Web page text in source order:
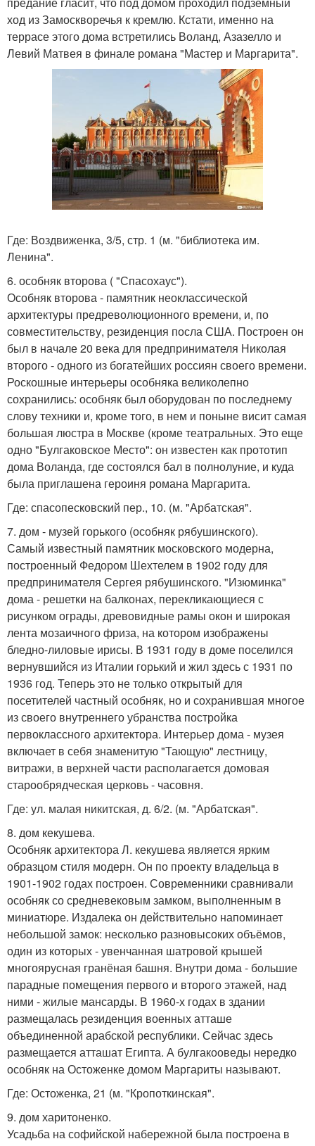
ход из Замоскворечья к кремлю. Кстати, именно на
террасе этого дома встретились Воланд, Азазелло и
Левий Матвея в финале романа "Мастер и Маргарита".
Где: Воздвиженка, 3/5, стр. 1 (м. "библиотека им.
Ленина".
6. особняк второва ( "Спасохаус").
Особняк второва - памятник неоклассической
архитектуры предреволюционного времени, и, по
совместительству, резиденция посла США. Построен он
был в начале 20 века для предпринимателя Николая
второго - одного из богатейших россиян своего времени.
Роскошные интерьеры особняка великолепно
сохранились: особняк был оборудован по последнему
слову техники и, кроме того, в нем и поныне висит самая
большая люстра в Москве (кроме театральных. Это еще
одно "Булгаковское Место": он известен как прототип
дома Воланда, где состоялся бал в полнолуние, и куда
была приглашена героиня романа Маргарита.
Где: спасопесковский пер., 10. (м. "Арбатская".
7. дом - музей горького (особняк рябушинского).
Самый известный памятник московского модерна,
построенный Федором Шехтелем в 1902 году для
предпринимателя Сергея рябушинского. "Изюминка"
дома - решетки на балконах, перекликающиеся с
рисунком ограды, древовидные рамы окон и широкая
лента мозаичного фриза, на котором изображены
бледно-лиловые ирисы. В 1931 году в доме поселился
вернувшийся из Италии горький и жил здесь с 1931 по
1936 год. Теперь это не только открытый для
посетителей частный особняк, но и сохранившая многое
из своего внутреннего убранства постройка
первоклассного архитектора. Интерьер дома - музея
включает в себя знаменитую "Тающую" лестницу,
витражи, в верхней части располагается домовая
старообрядческая церковь - часовня.
Где: ул. малая никитская, д. 6/2. (м. "Арбатская".
8. дом кекушева.
Особняк архитектора Л. кекушева является ярким
образцом стиля модерн. Он по проекту владельца в
1901-1902 годах построен. Современники сравнивали
особняк со средневековым замком, выполненным в
миниатюре. Издалека он действительно напоминает
небольшой замок: несколько разновысоких объёмов,
один из которых - увенчанная шатровой крышей
многоярусная гранёная башня. Внутри дома - большие
парадные помещения первого и второго этажей, над
ними - жилые мансарды. В 1960-х годах в здании
размещалась резиденция военных атташе
объединенной арабской республики. Сейчас здесь
размещается атташат Египта. А булгакооведы нередко
особняк на Остоженке домом Маргариты называют.
Где: Остоженка, 21 (м. "Кропоткинская".
9. дом харитоненко.
Усадьба на софийской набережной была построена в